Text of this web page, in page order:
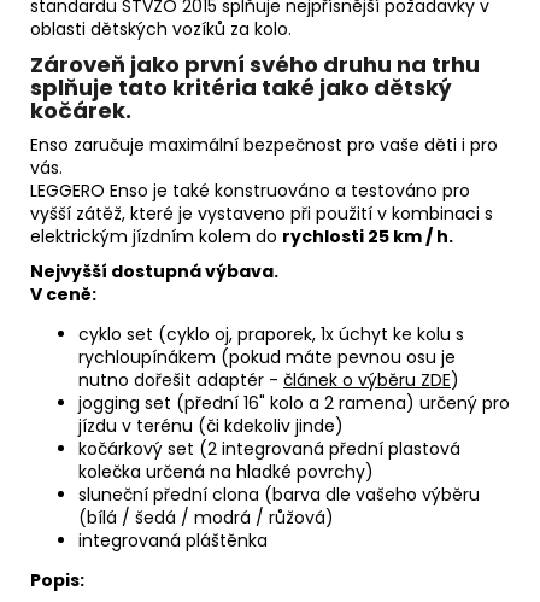
standardu STVZO 2015 splňuje nejpřísnější požadavky v
oblasti dětských vozíků za kolo.
Zároveň jako první svého druhu na trhu
splňuje tato kritéria také jako dětský
kočárek.
Enso zaručuje maximální bezpečnost pro vaše děti i pro
vás.
LEGGERO Enso je také konstruováno a testováno pro
vyšší zátěž, které je vystaveno při použití v kombinaci s
elektrickým jízdním kolem do rychlosti 25 km / h.
Nejvyšší dostupná výbava.
V ceně:
cyklo set (cyklo oj, praporek, 1x úchyt ke kolu s
rychloupínákem (pokud máte pevnou osu je
nutno dořešit adaptér - článek o výběru ZDE)
jogging set (přední 16" kolo a 2 ramena) určený pro
jízdu v terénu (či kdekoliv jinde)
kočárkový set (2 integrovaná přední plastová
kolečka určená na hladké povrchy)
sluneční přední clona (barva dle vašeho výběru
(bílá / šedá / modrá / růžová)
integrovaná pláštěnka
Popis: